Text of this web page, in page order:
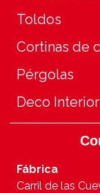
Toldos
Cortinas de
Pérgolas
Deco Interior
Fábrica
Carril de las